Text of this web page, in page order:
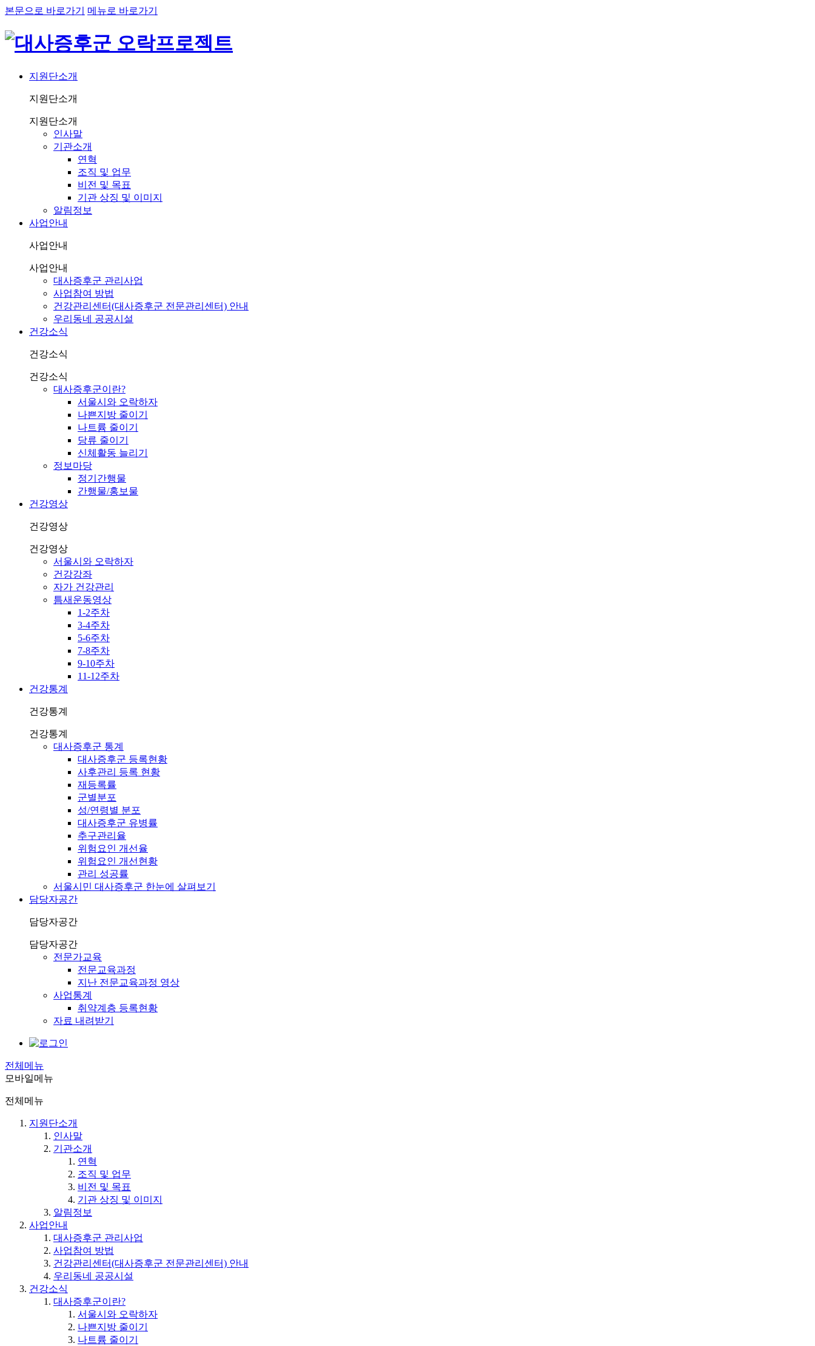
본문으로 바로가기 메뉴로 바로가기
지원단소개
지원단소개
지원단소개
인사말
기관소개
연혁
조직 및 업무
비전 및 목표
기관 상징 및 이미지
알림정보
사업안내
사업안내
사업안내
대사증후군 관리사업
사업참여 방법
건강관리센터(대사증후군 전문관리센터) 안내
우리동네 공공시설
건강소식
건강소식
건강소식
대사증후군이란?
서울시와 오락하자
나쁜지방 줄이기
나트륨 줄이기
당류 줄이기
신체활동 늘리기
정보마당
정기간행물
간행물/홍보물
건강영상
건강영상
건강영상
서울시와 오락하자
건강강좌
자가 건강관리
틈새운동영상
1-2주차
3-4주차
5-6주차
7-8주차
9-10주차
11-12주차
건강통계
건강통계
건강통계
대사증후군 통계
대사증후군 등록현황
사후관리 등록 현황
재등록률
군별분포
성/연령별 분포
대사증후군 유병률
추구관리율
위험요인 개선율
위험요인 개선현황
관리 성공률
서울시민 대사증후군 한눈에 살펴보기
담당자공간
담당자공간
담당자공간
전문가교육
전문교육과정
지난 전문교육과정 영상
사업통계
취약계층 등록현황
자료 내려받기
전체메뉴
모바일메뉴
전체메뉴
지원단소개
인사말
기관소개
연혁
조직 및 업무
비전 및 목표
기관 상징 및 이미지
알림정보
사업안내
대사증후군 관리사업
사업참여 방법
건강관리센터(대사증후군 전문관리센터) 안내
우리동네 공공시설
건강소식
대사증후군이란?
서울시와 오락하자
나쁜지방 줄이기
나트륨 줄이기